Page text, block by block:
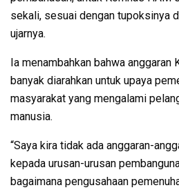
sekali, sesuai dengan tupoksinya
ujarnya.
Ia menambahkan bahwa anggaran
banyak diarahkan untuk upaya
masyarakat yang mengalami
manusia.
“Saya kira tidak ada anggaran-
kepada urusan-urusan
bagaimana pengusahaan